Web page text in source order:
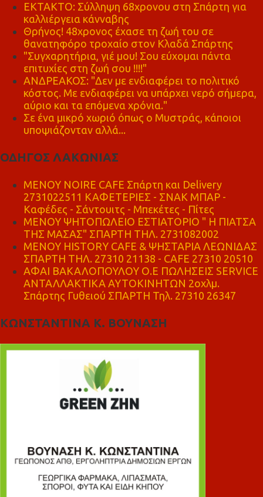
ΕΚΤΑΚΤΟ: Σύλληψη 68χρονου στη Σπάρτη για
καλλιέργεια κάνναβης
Θρήνος! 48χρονος έχασε τη ζωή του σε
θανατηφόρο τροχαίο στον Κλαδά Σπάρτης
"Συγχαρητήρια, γιέ μου! Σου εύχομαι πάντα
επιτυχίες στη ζωή σου !!!!"
ΑΝΔΡΕΑΚΟΣ: "Δεν με ενδιαφέρει το πολιτικό
κόστος. Με ενδιαφέρει να υπάρχει νερό σήμερα,
αύριο και τα επόμενα χρόνια."
Σε ένα μικρό χωριό όπως ο Μυστράς, κάποιοι
υποψιάζονταν αλλά...
ΟΔΗΓΟΣ ΛΑΚΩΝΙΑΣ
MENOY NOIRE CAFE Σπάρτη και Delivery
2731022511 ΚΑΦΕΤΕΡΙΕΣ - ΣΝΑΚ ΜΠΑΡ -
Καφέδες - Σάντουιτς - Μπεκέτες - Πίτες
ΜΕΝΟΥ ΨΗΤΟΠΩΛΕΙΟ ΕΣΤΙΑΤΟΡΙΟ " Η ΠΙΑΤΣΑ
ΤΗΣ ΜΑΣΑΣ" ΣΠΑΡΤΗ ΤΗΛ. 2731082002
ΜΕΝΟΥ HISTORY CAFE & ΨΗΣΤΑΡΙΑ ΛΕΩΝΙΔΑΣ
ΣΠΑΡΤΗ ΤΗΛ. 27310 21138 - CAFE 27310 20510
ΑΦΑΙ ΒΑΚΑΛΟΠΟΥΛΟΥ Ο.Ε ΠΩΛΗΣΕΙΣ SERVICE
ΑΝΤΑΛΛΑΚΤΙΚΑ ΑΥΤΟΚΙΝΗΤΩΝ 2οχλμ.
Σπάρτης Γυθειού ΣΠΑΡΤΗ Τηλ. 27310 26347
ΚΩΝΣΤΑΝΤΙΝΑ Κ. ΒΟΥΝΑΣΗ